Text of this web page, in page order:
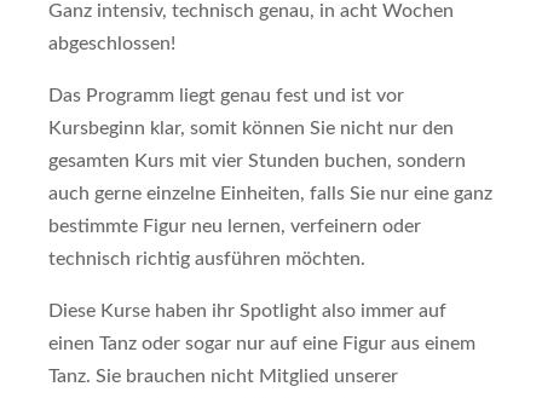
Ganz intensiv, technisch genau, in acht Wochen
abgeschlossen!
Das Programm liegt genau fest und ist vor
Kursbeginn klar, somit können Sie nicht nur den
gesamten Kurs mit vier Stunden buchen, sondern
auch gerne einzelne Einheiten, falls Sie nur eine ganz
bestimmte Figur neu lernen, verfeinern oder
technisch richtig ausführen möchten.
Diese Kurse haben ihr Spotlight also immer auf
einen Tanz oder sogar nur auf eine Figur aus einem
Tanz. Sie brauchen nicht Mitglied unserer